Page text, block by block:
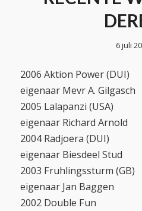
6 juli
2006 Aktion Power (DUI)
eigenaar Mevr A. Gilgasch
2005 Lalapanzi (USA)
eigenaar Richard Arnold
2004 Radjoera (DUI)
eigenaar Biesdeel Stud
2003 Fruhlingssturm (GB)
eigenaar Jan Baggen
2002 Double Fun